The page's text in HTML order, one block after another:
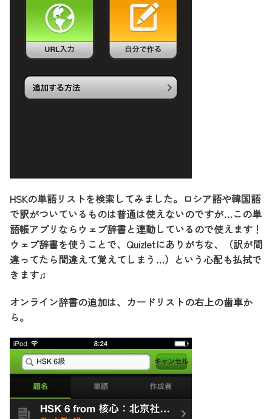
HSKの単語リストを検索してみました。ロシア語や韓国語
で訳がついているものは普通は使えないのですが…この単
語帳アプリならウェブ辞書と連動しているので使えます！
ウェブ辞書を使うことで、Quizletにありがちな、（訳が間
違ってたら間違えて覚えてしまう…）という心配も払拭で
きます♫
オンライン辞書の追加は、カードリストの右上の歯車か
ら。